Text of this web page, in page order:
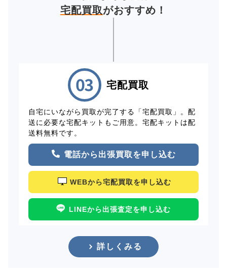
宅配買取がおすすめ！
宅配買取
自宅にいながら買取が完了する「宅配買取」。配
送に必要な宅配キットもご用意。宅配キットは配
送料無料です。
電話から出張買取を申し込む
WEBから宅配買取を申し込む
LINEから出張査定を申し込む
詳しくみる